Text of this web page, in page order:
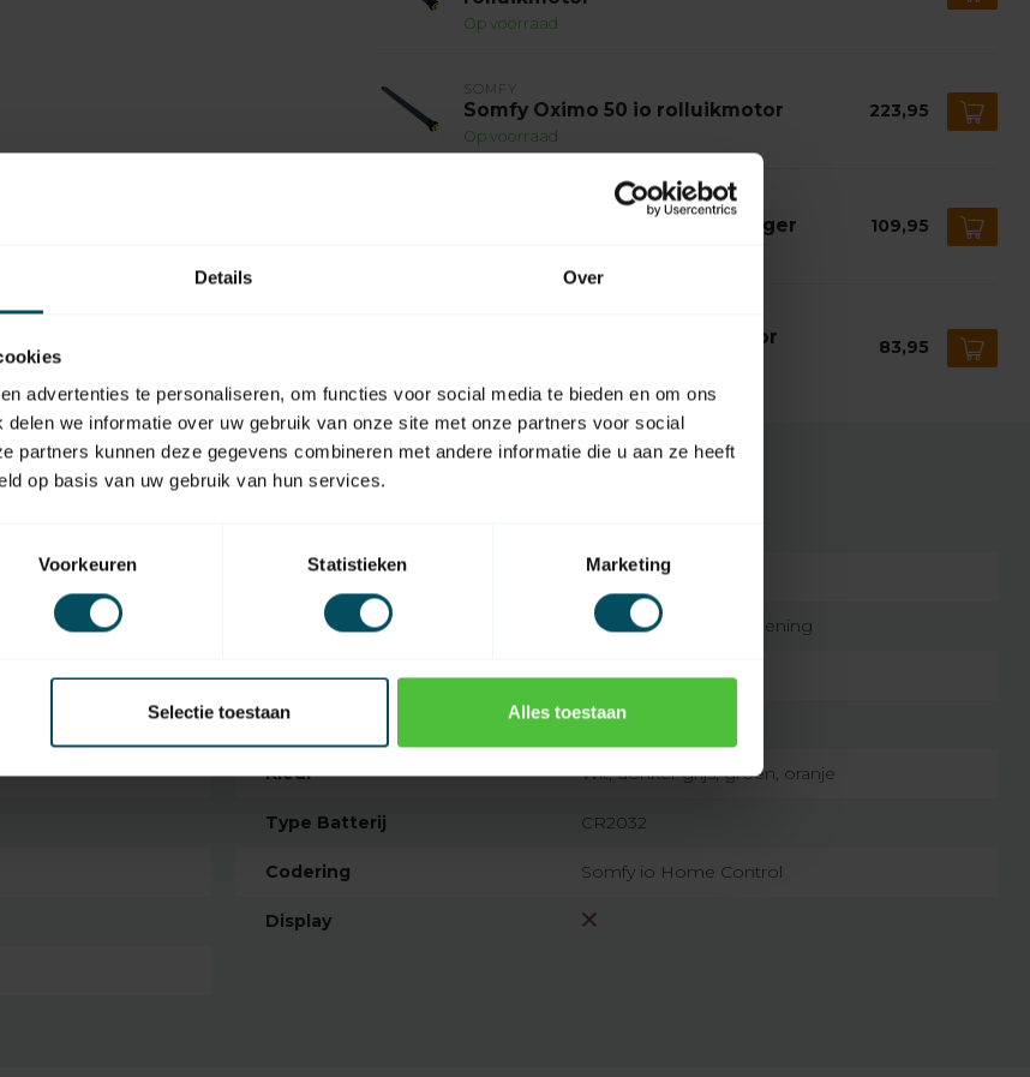
Details Over
advertenties te personaliseren, om functies voor social media te bieden en om ons
we informatie over uw gebruik van onze site met onze partners voor social
partners kunnen deze gegevens combineren met andere informatie die u aan ze heeft
op basis van uw gebruik van hun services.
Voorkeuren Statistieken Marketing
Selectie toestaan Alles toestaan
achterzijde
Op voorraad
SOMFY
Somfy Oximo 50 io rolluikmotor
Op voorraad
223,95
Somfy Izymo io rolluik ontvanger 109,95
Somfy Izymo io ontvanger voor 83,95
EAN Code 7432257680606
Type handzender originele afstandsbediening
Aantal kanalen 1 kanaal
Gewicht 45 gram
Kleur Wit, donker grijs, groen, oranje
Type Batterij CR2032
Codering Somfy io Home Control
Display